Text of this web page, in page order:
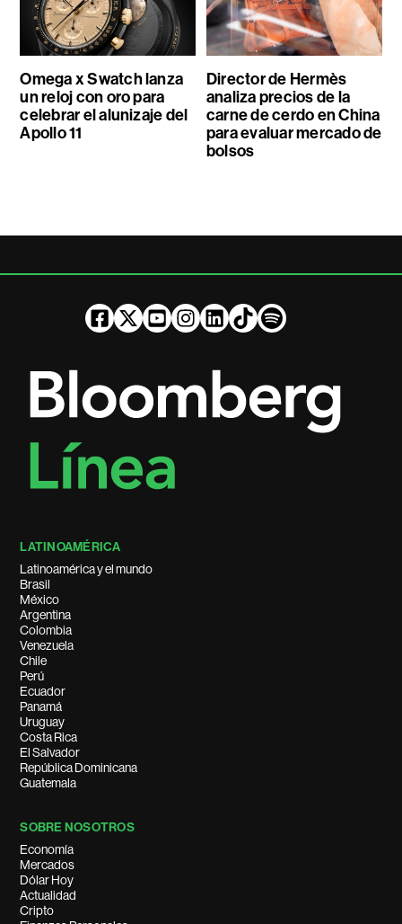
Omega x Swatch lanza
un reloj con oro para
celebrar el alunizaje del
Apollo 11
Director de Hermès
analiza precios de la
carne de cerdo en China
para evaluar mercado de
bolsos
LATINOAMÉRICA
Latinoamérica y el mundo
Brasil
México
Argentina
Colombia
Venezuela
Chile
Perú
Ecuador
Panamá
Uruguay
Costa Rica
El Salvador
República Dominicana
Guatemala
SOBRE NOSOTROS
Economía
Mercados
Dólar Hoy
Actualidad
Cripto